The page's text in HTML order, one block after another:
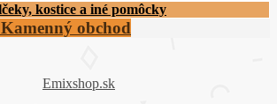
kostice a iné pomôcky
obchod
Emixshop.sk